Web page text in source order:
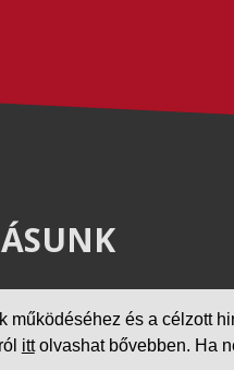
működéséhez és a célzott
ittolvashat bővebben. Ha